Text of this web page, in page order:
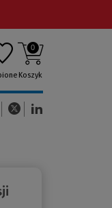
0
Koszyk
okno)(Link do innej strony)